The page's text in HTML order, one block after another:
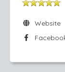
Website